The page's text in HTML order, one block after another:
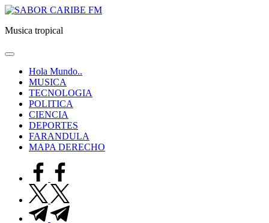
Saltar
contenido
SABOR
Musica tropical
Hola Mundo..
MUSICA
TECNOLOGIA
POLITICA
CIENCIA
DEPORTES
FARANDULA
MAPA DERECHO
facebook.com
twitter.com
t.me